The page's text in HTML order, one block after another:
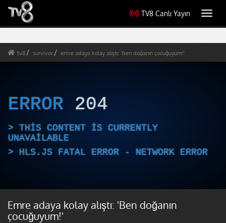
TV8 Canlı Yayın
tv8 survivor emre adaya kolay alıştı: 'ben doğanın çocuğuyum!'
ERROR 204
THIS CONTENT IS CURRENTLY
UNAVAILABLE
HLS.JS FATAL ERROR - NETWORK ERROR
Emre adaya kolay alıştı: 'Ben doğanın
çocuğuyum!'